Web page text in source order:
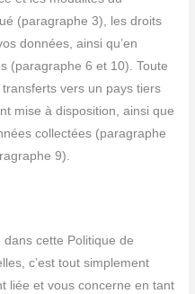
(paragraphe 3), les droits
données, ainsi qu’en
(paragraphe 6 et 10). Toute
vers un pays tiers
mise à disposition, ainsi que
collectées (paragraphe
9).
cette Politique de
c’est tout simplement
liée et vous concerne en tant